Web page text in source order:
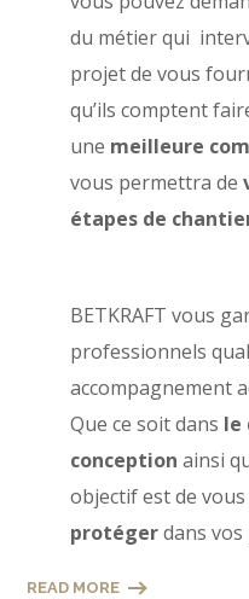
du métier qui
projet de vous
qu’ils comptent
une meilleure
vous permettra de
étapes de
BETKRAFT vous
professionnels
accompagnement
Que ce soit dans le
conception ainsi
objectif est de vous
protégerdans
READ MORE